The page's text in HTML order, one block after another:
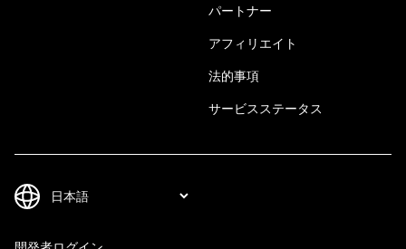
パートナー
アフィリエイト
法的事項
サービスステータス